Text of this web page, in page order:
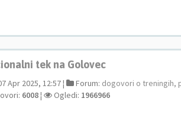
tek na Golovec
Apr 2025, 12:57 ¦ Forum: dogovori o treningih,
6008¦ Ogledi: 1966966